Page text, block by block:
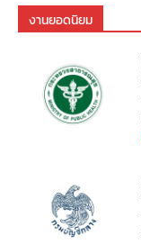
งานยอดนิยม